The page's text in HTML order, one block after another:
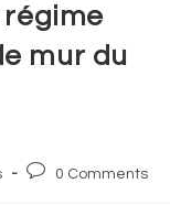
régime
mur du
Post 0 Comments